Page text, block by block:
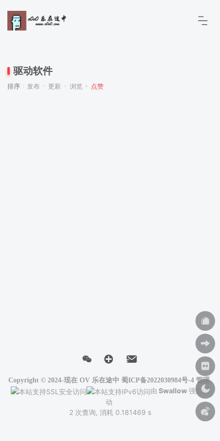
驱动软件
排序 发布 更新 浏览 点赞
Copyright © 2024-现在 OV 乐在途中 蜀ICP备2022030984号-4 管理
由 Swallow强力驱
动
2 次查询, 消耗 0.181469 s